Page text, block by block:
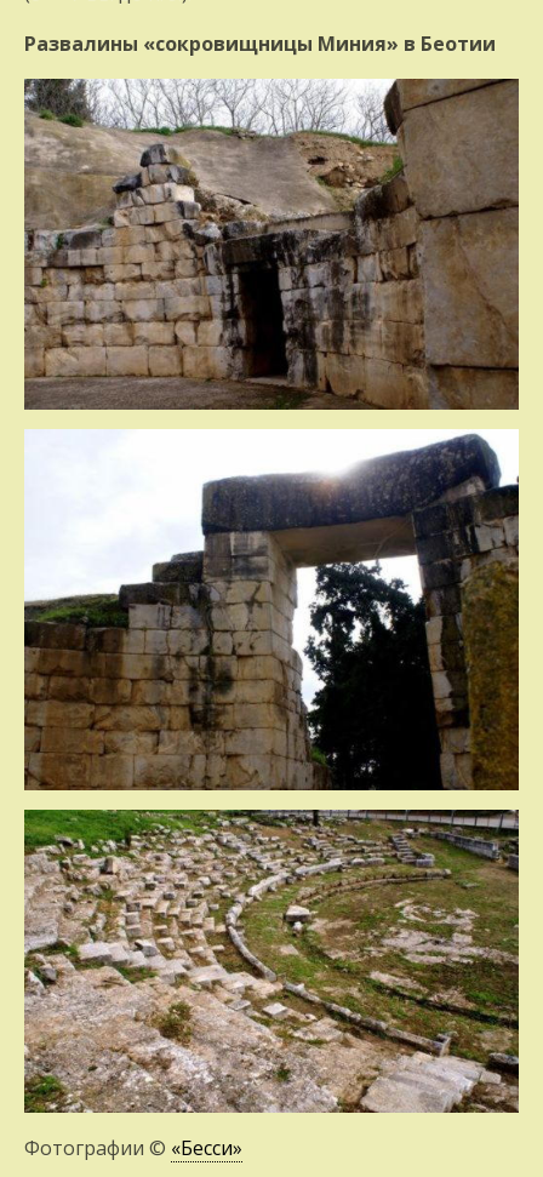
Развалины «сокровищницы Миния» в Беотии
Фотографии © «Бесси»